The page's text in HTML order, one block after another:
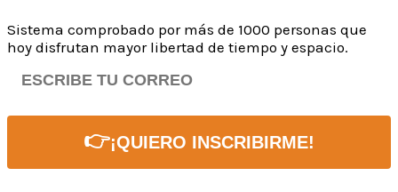
Sistema comprobado por más de 1000 personas que
hoy disfrutan mayor libertad de tiempo y espacio.
👈¡QUIERO INSCRIBIRME!